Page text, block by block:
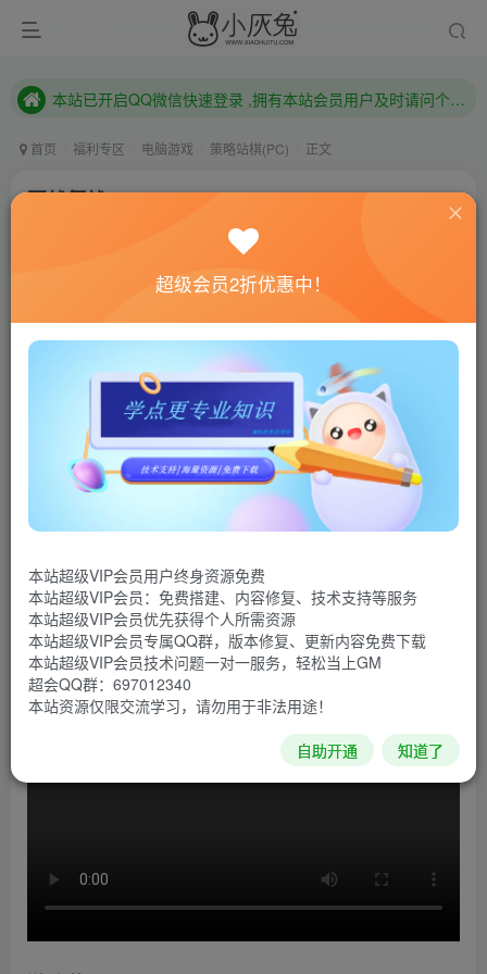
本站已开启QQ微信快速登录 ,拥有本站会员用户及时请问个人中心绑定！
首页 福利专区 电脑游戏 策略站棋(PC) 正文
要战便战/Diplomacy is Not an Option
联网教程： 内附教程
单机教程： 内附教程
不懂的话联系客服！！！
本站的资源转载自国内外各大媒体和网络，仅供试玩体
验。如果您喜欢该游戏内容，请支持正版 →→→正版购买
游戏介绍
你生来就是一个封建领主，听上去挺不错的，是吧？但
宴都不能让你提起半分兴趣。你仅剩的梦想——你的城堡被
成千上万的敌人团团围住，你是决不会浪费时间跟他们谈判
的，是时候让他们知道谁是这的老大了。
游戏视频
超级会员2折优惠中！
本站超级VIP会员用户终身资源免费
本站超级VIP会员：免费搭建、内容修复、技术支持等服务
本站超级VIP会员优先获得个人所需资源
本站超级VIP会员专属QQ群，版本修复、更新内容免费下载
本站超级VIP会员技术问题一对一服务，轻松当上GM
超会QQ群：697012340
本站资源仅限交流学习，请勿用于非法用途！
自助开通 知道了